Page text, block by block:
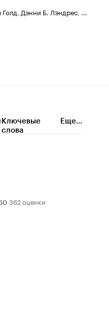
, Дэнни Б. Лэндрес, ...
Ключевые
слова
Еще...
362 оценки